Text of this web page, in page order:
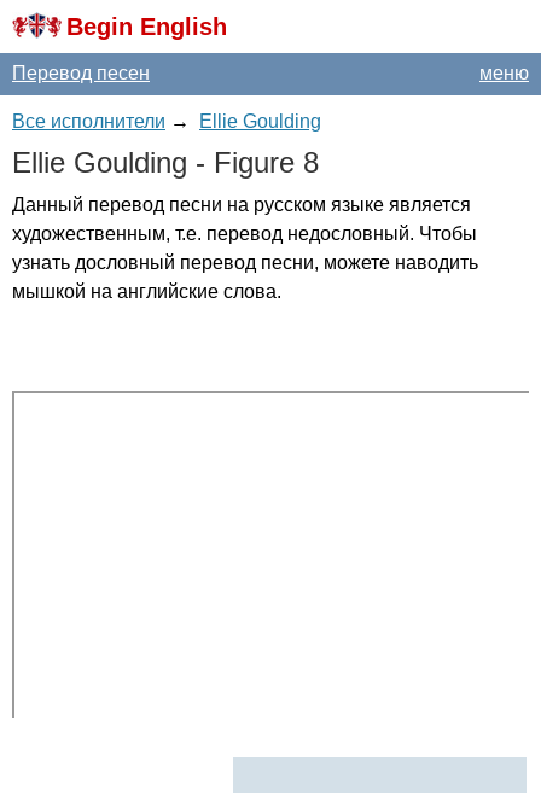
Begin English
меню
Перевод песен
Все исполнители → Ellie Goulding
Ellie Goulding - Figure 8
Данный перевод песни на русском языке является
художественным, т.е. перевод недословный. Чтобы
узнать дословный перевод песни, можете наводить
мышкой на английские слова.